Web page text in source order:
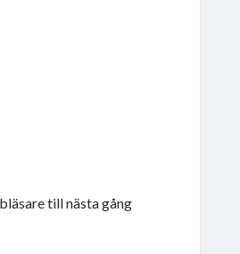
till nästa gång